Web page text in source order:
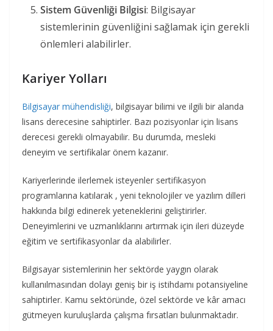
Sistem Güvenliği Bilgisi: Bilgisayar
sistemlerinin güvenliğini sağlamak için gerekli
önlemleri alabilirler.
Kariyer Yolları
Bilgisayar mühendisliği, bilgisayar bilimi ve ilgili bir alanda
lisans derecesine sahiptirler. Bazı pozisyonlar için lisans
derecesi gerekli olmayabilir. Bu durumda, mesleki
deneyim ve sertifikalar önem kazanır.
Kariyerlerinde ilerlemek isteyenler sertifikasyon
programlarına katılarak , yeni teknolojiler ve yazılım dilleri
hakkında bilgi edinerek yeteneklerini geliştirirler.
Deneyimlerini ve uzmanlıklarını artırmak için ileri düzeyde
eğitim ve sertifikasyonlar da alabilirler.
Bilgisayar sistemlerinin her sektörde yaygın olarak
kullanılmasından dolayı geniş bir iş istihdamı potansiyeline
sahiptirler. Kamu sektöründe, özel sektörde ve kâr amacı
gütmeyen kuruluşlarda çalışma fırsatları bulunmaktadır.